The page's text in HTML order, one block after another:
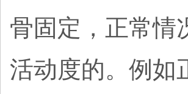
骨固定，正常情
活动度的。例如